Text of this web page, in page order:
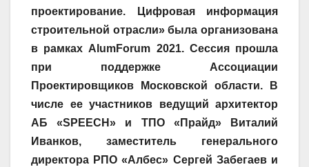
проектирование. Цифровая информация
строительной отрасли» была организована
в рамках AlumForum 2021. Сессия прошла
при поддержке Ассоциации
Проектировщиков Московской области. В
числе ее участников ведущий архитектор
АБ «SPEECH» и ТПО «Прайд» Виталий
Иванков, заместитель генерального
директора РПО «Албес» Сергей Забегаев и